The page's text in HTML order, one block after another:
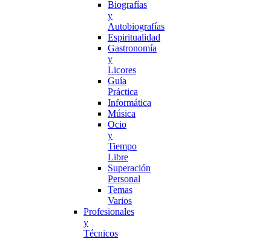
Biografías
y
Autobiografías
Espiritualidad
Gastronomía
y
Licores
Guía
Práctica
Informática
Música
Ocio
y
Tiempo
Libre
Superación
Personal
Temas
Varios
Profesionales
y
Técnicos